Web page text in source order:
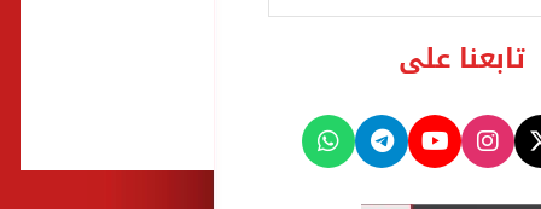
تابعنا على